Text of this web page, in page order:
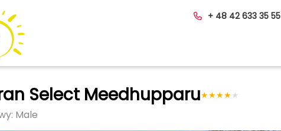
+ 48 42 633 35 55
Select Meedhupparu ★
★
★
★
★
: Male